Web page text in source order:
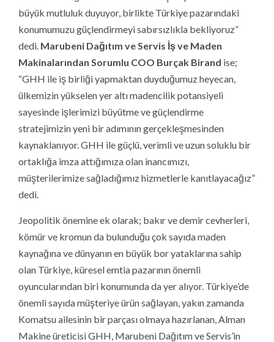
büyük mutluluk duyuyor, birlikte Türkiye pazarındaki
konumumuzu güçlendirmeyi sabırsızlıkla bekliyoruz”
dedi. Marubeni Dağıtım ve Servis İş ve Maden
Makinalarından Sorumlu COO Burçak Birand ise;
“GHH ile iş birliği yapmaktan duyduğumuz heyecan,
ülkemizin yükselen yer altı madencilik potansiyeli
sayesinde işlerimizi büyütme ve güçlendirme
stratejimizin yeni bir adımının gerçekleşmesinden
kaynaklanıyor. GHH ile güçlü, verimli ve uzun soluklu bir
ortaklığa imza attığımıza olan inancımızı,
müşterilerimize sağladığımız hizmetlerle kanıtlayacağız”
dedi.
Jeopolitik önemine ek olarak; bakır ve demir cevherleri,
kömür ve kromun da bulunduğu çok sayıda maden
kaynağına ve dünyanın en büyük bor yataklarına sahip
olan Türkiye, küresel emtia pazarının önemli
oyuncularından biri konumunda da yer alıyor. Türkiye’de
önemli sayıda müşteriye ürün sağlayan, yakın zamanda
Komatsu ailesinin bir parçası olmaya hazırlanan, Alman
Makine üreticisi GHH, Marubeni Dağıtım ve Servis’in